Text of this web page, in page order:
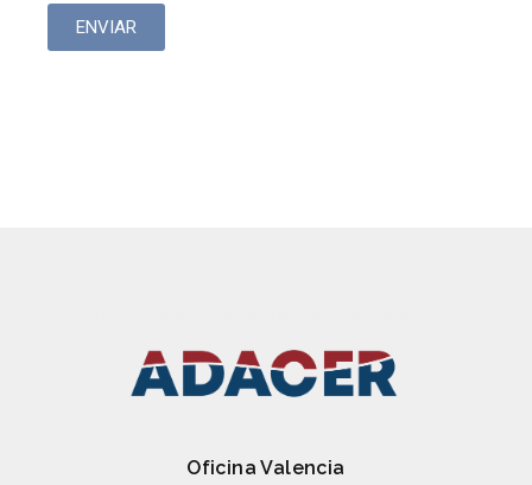
ENVIAR
Oficina Valencia